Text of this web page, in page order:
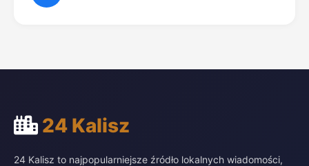
24 Kalisz
24 Kalisz to najpopularniejsze źródło lokalnych wiadomości,